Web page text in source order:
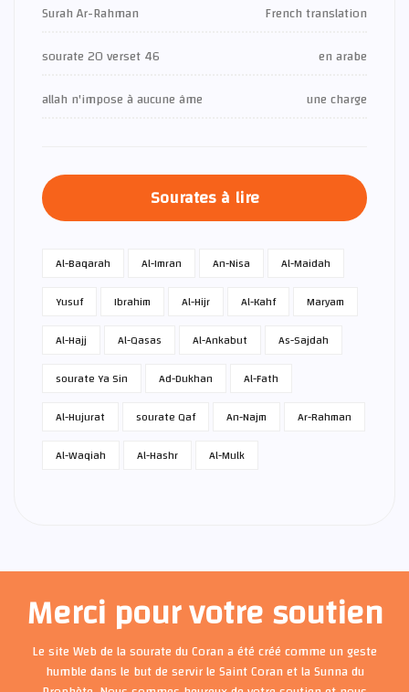
Surah Ar-Rahman
French translation
sourate 20 verset 46
en arabe
allah n'impose à aucune âme
une charge
Sourates à lire
Al-Baqarah Al-Imran An-Nisa
Al-Maidah
Yusuf
Ibrahim Al-Hijr Al-Kahf
Maryam
Al-Hajj
Al-Qasas Al-Ankabut
As-Sajdah
sourate Ya Sin
Ad-Dukhan
Al-Fath
Al-Hujurat
sourate Qaf An-Najm
Ar-Rahman
Al-Waqiah
Al-Hashr Al-Mulk
Merci pour votre soutien
Le site Web de la sourate du Coran a été créé comme un geste
humble dans le but de servir le Saint Coran et la Sunna du